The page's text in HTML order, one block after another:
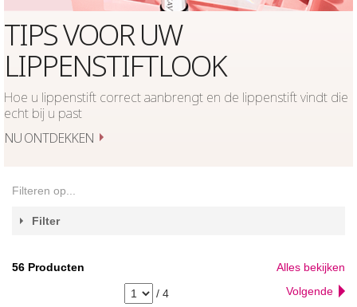
TIPS VOOR UW
LIPPENSTIFTLOOK
Hoe u lippenstift correct aanbrengt en de lippenstift vindt die
echt bij u past
NU ONTDEKKEN
Filteren op...
Filter
56 Producten Alles bekijken
/ 4 Volgende